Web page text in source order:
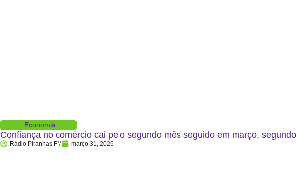
Economia
Confiança no comércio cai pelo segundo mês seguido em março,
Rádio Piranhas FM março 31, 2026